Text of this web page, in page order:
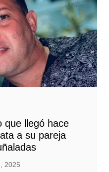
que llegó hace
a su pareja
2025